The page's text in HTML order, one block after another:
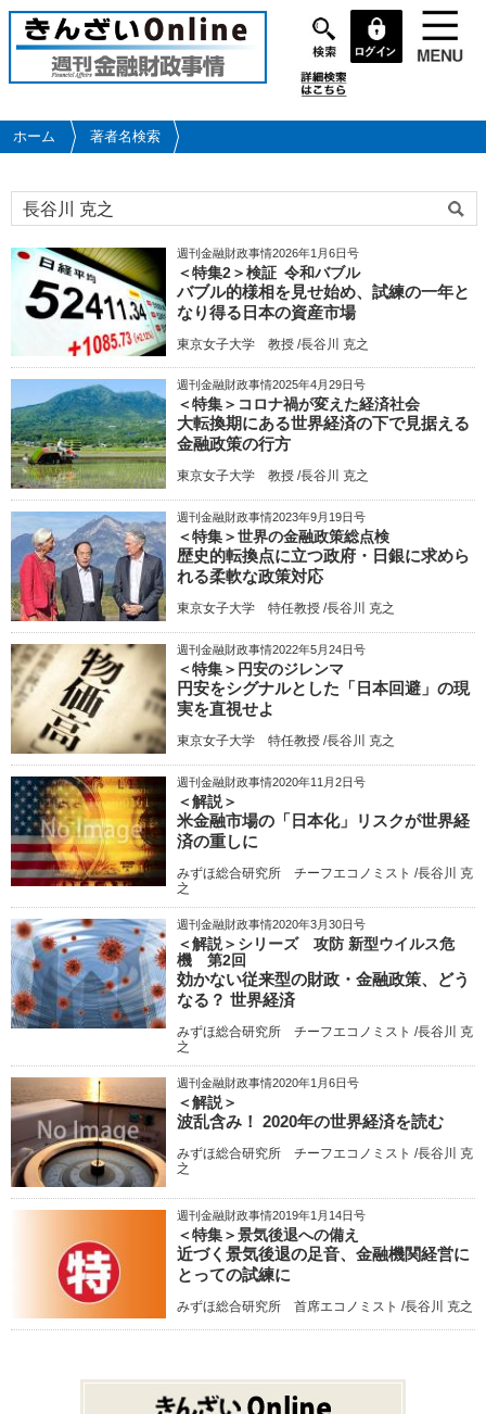
メ
イ
コ
ン
移
動
ホーム 著者名検索
週刊金融財政事情2026年1月6日号
＜特集2＞検証 令和バブル
バブル的様相を見せ始め、試練の一年と
なり得る日本の資産市場
東京女子大学 教授 /長谷川 克之
週刊金融財政事情2025年4月29日号
＜特集＞コロナ禍が変えた経済社会
大転換期にある世界経済の下で見据える
金融政策の行方
東京女子大学 教授 /長谷川 克之
週刊金融財政事情2023年9月19日号
＜特集＞世界の金融政策総点検
歴史的転換点に立つ政府・日銀に求めら
れる柔軟な政策対応
東京女子大学 特任教授 /長谷川 克之
週刊金融財政事情2022年5月24日号
＜特集＞円安のジレンマ
円安をシグナルとした「日本回避」の現
実を直視せよ
東京女子大学 特任教授 /長谷川 克之
週刊金融財政事情2020年11月2日号
＜解説＞
米金融市場の「日本化」リスクが世界経
済の重しに
みずほ総合研究所 チーフエコノミスト /長谷川 克
之
週刊金融財政事情2020年3月30日号
＜解説＞シリーズ 攻防 新型ウイルス危
機 第2回
効かない従来型の財政・金融政策、どう
なる？ 世界経済
みずほ総合研究所 チーフエコノミスト /長谷川 克
之
週刊金融財政事情2020年1月6日号
＜解説＞
波乱含み！ 2020年の世界経済を読む
みずほ総合研究所 チーフエコノミスト /長谷川 克
之
週刊金融財政事情2019年1月14日号
＜特集＞景気後退への備え
近づく景気後退の足音、金融機関経営に
とっての試練に
みずほ総合研究所 首席エコノミスト /長谷川 克之